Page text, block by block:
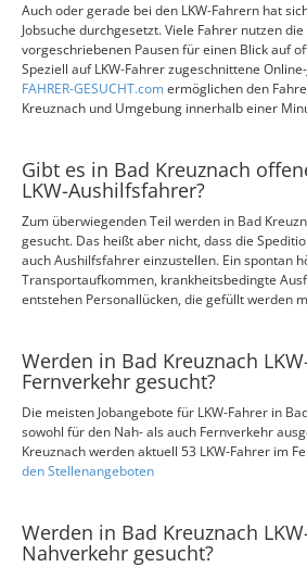
Auch oder gerade bei den LKW-Fahrern hat
Jobsuche durchgesetzt. Viele Fahrer nutzen
vorgeschriebenen Pausen für einen Blick auf
Speziell auf LKW-Fahrer zugeschnittene
FAHRER-GESUCHT.comermöglichen den
Kreuznach und Umgebung innerhalb einer
Gibt es in Bad Kreuznach
LKW-Aushilfsfahrer?
Zum überwiegenden Teil werden in Bad
gesucht. Das heißt aber nicht, dass die
auch Aushilfsfahrer einzustellen. Ein spontan
Transportaufkommen, krankheitsbedingte
entstehen Personallücken, die gefüllt werden
Werden in Bad Kreuznach
Fernverkehr gesucht?
Die meisten Jobangebote für LKW-Fahrer in
sowohl für den Nah- als auch Fernverkehr
Kreuznach werden aktuell 53 LKW-Fahrer im
den Stellenangeboten
Werden in Bad Kreuznach
Nahverkehr gesucht?